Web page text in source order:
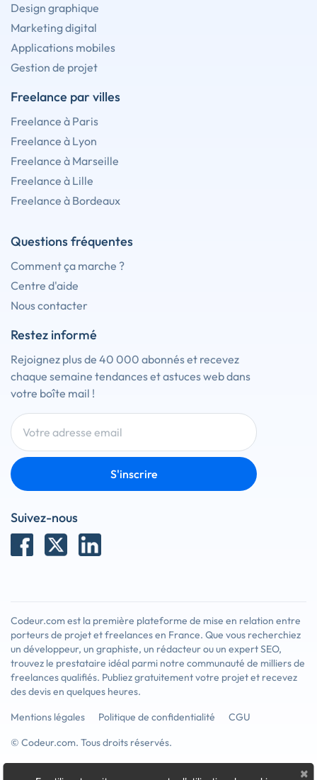
Design graphique
Marketing digital
Applications mobiles
Gestion de projet
Freelance par villes
Freelance à Paris
Freelance à Lyon
Freelance à Marseille
Freelance à Lille
Freelance à Bordeaux
Questions fréquentes
Comment ça marche ?
Centre d'aide
Nous contacter
Restez informé
Rejoignez plus de 40 000 abonnés et recevez
chaque semaine tendances et astuces web dans
votre boîte mail !
S'inscrire
Suivez-nous
Codeur.com est la première plateforme de mise en relation entre
porteurs de projet et freelances en France. Que vous recherchiez
un développeur, un graphiste, un rédacteur ou un expert SEO,
trouvez le prestataire idéal parmi notre communauté de milliers de
freelances qualifiés. Publiez gratuitement votre projet et recevez
des devis en quelques heures.
Mentions légales
Politique de confidentialité
CGU
© Codeur.com. Tous droits réservés.
×